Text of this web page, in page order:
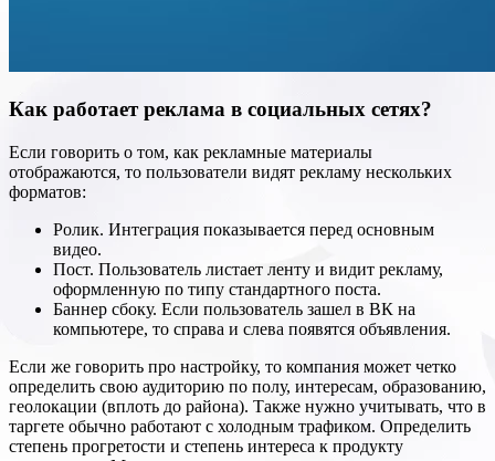
Как работает реклама в социальных сетях?
Если говорить о том, как рекламные материалы
отображаются, то пользователи видят рекламу нескольких
форматов:
Ролик. Интеграция показывается перед основным
видео.
Пост. Пользователь листает ленту и видит рекламу,
оформленную по типу стандартного поста.
Баннер сбоку. Если пользователь зашел в ВК на
компьютере, то справа и слева появятся объявления.
Если же говорить про настройку, то компания может четко
определить свою аудиторию по полу, интересам, образованию,
геолокации (вплоть до района). Также нужно учитывать, что в
таргете обычно работают с холодным трафиком. Определить
степень прогретости и степень интереса к продукту